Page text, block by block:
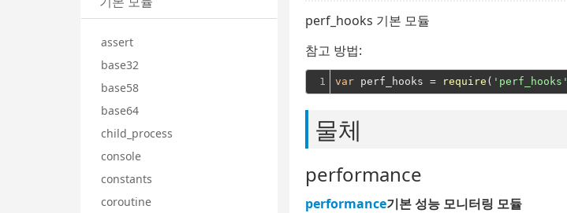
assert
base32
base58
base64
child_process
console
constants
coroutine
perf_hooks 기본 모듈
참고 방법:
1 var perf_hooks = require ( 'perf_hooks'
물체
performance
performance기본 성능 모니터링 모듈